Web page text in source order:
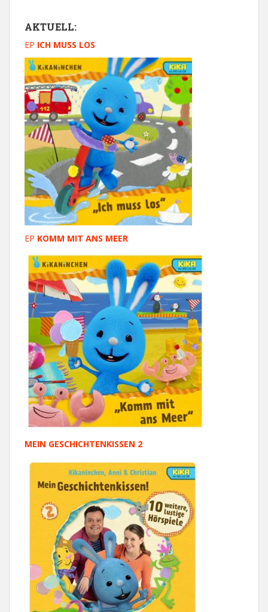
AKTUELL:
EP ICH MUSS LOS
EP KOMM MIT ANS MEER
MEIN GESCHICHTENKISSEN 2